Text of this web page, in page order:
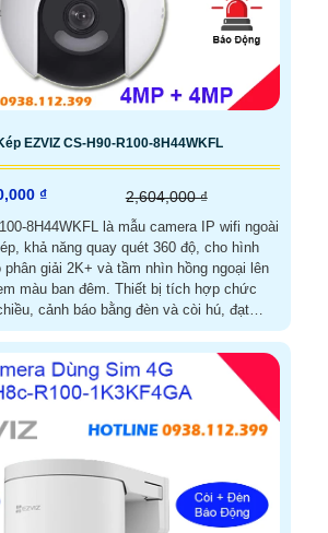
EZVIZ CS-H90-R100-8H44WKFL
₫ 2,604,000 ₫
8H44WKFL là mẫu camera IP wifi ngoài
khả năng quay quét 360 độ, cho hình
giải 2K+ và tầm nhìn hồng ngoại lên
Thiết bị tích hợp chức
cảnh báo bằng đèn và còi hú, đạt
giúp hoạt động bền bỉ dưới mọi điều
an ninh CS-H90-R100-8H44WKFL là
hợp cảnh báo ngay lập tức và thông báo
điện thoại